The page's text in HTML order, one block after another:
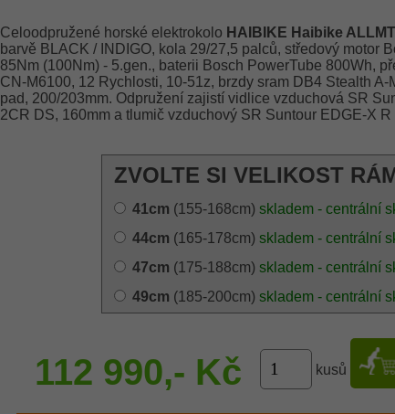
Celoodpružené horské elektrokolo HAIBIKE Haibike
barvě BLACK / INDIGO, kola 29/27,5 palců, středový motor
85Nm (100Nm) - 5.gen., baterii Bosch PowerTube 800Wh,
CN-M6100, 12 Rychlosti, 10-51z, brzdy sram DB4 Stealth A-
pad, 200/203mm. Odpružení zajistí vidlice vzduchová SR
2CR DS, 160mm a tlumič vzduchový SR Suntour EDGE-X
ZVOLTE SI VELIKOST
41cm (155-168cm) skladem - centrální
44cm (165-178cm) skladem - centrální
47cm (175-188cm) skladem - centrální
49cm (185-200cm) skladem - centrální
112 990,- Kč kusů